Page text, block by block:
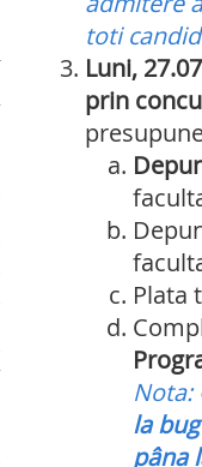
toti
Luni,
prin
Plata
Nota:
la
pâna